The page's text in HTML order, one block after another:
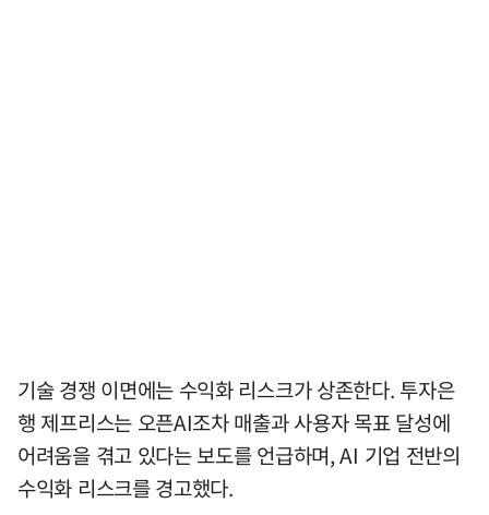
기술 경쟁 이면에는 수익화 리스크가 상존한다. 투자은
행 제프리스는 오픈AI조차 매출과 사용자 목표 달성에
어려움을 겪고 있다는 보도를 언급하며, AI 기업 전반의
수익화 리스크를 경고했다.